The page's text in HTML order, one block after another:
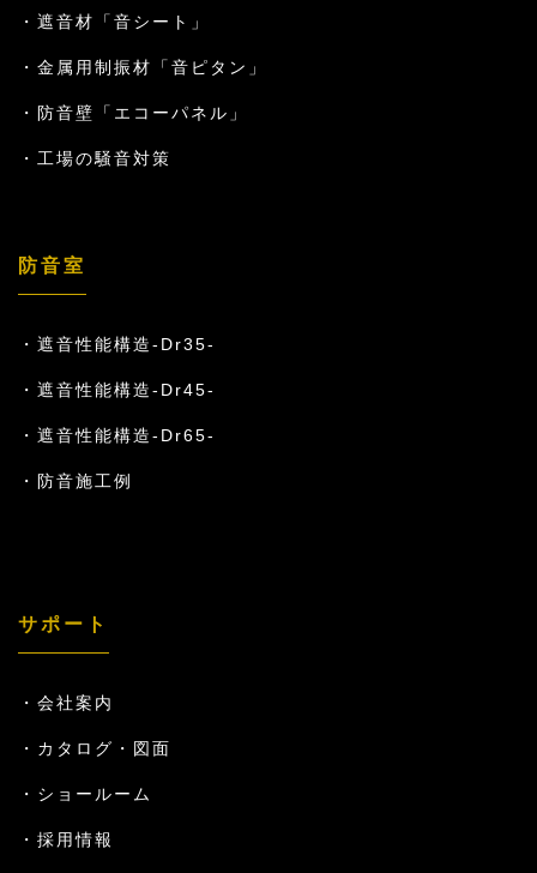
遮音材「音シート」
金属用制振材「音ピタン」
防音壁「エコーパネル」
工場の騒音対策
防音室
遮音性能構造-Dr35-
遮音性能構造-Dr45-
遮音性能構造-Dr65-
防音施工例
サポート
会社案内
カタログ・図面
ショールーム
採用情報